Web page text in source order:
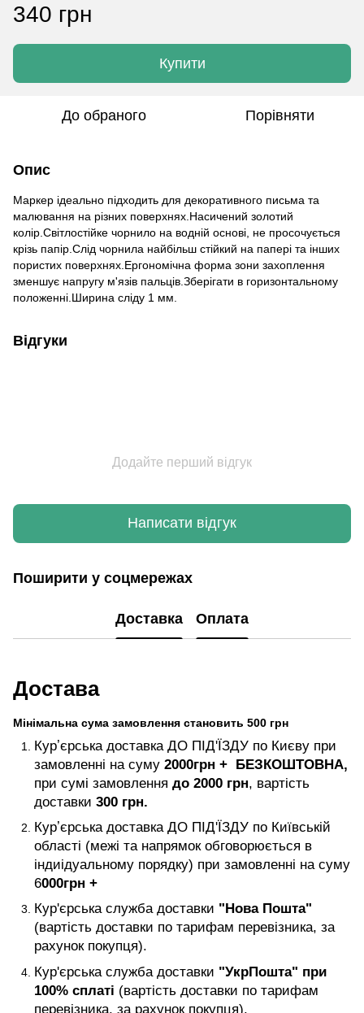
340 грн
Купити
До обраного Порівняти
Опис
Маркер ідеально підходить для декоративного письма та
малювання на різних поверхнях.Насичений золотий
колір.Світлостійке чорнило на водній основі, не просочується
крізь папір.Слід чорнила найбільш стійкий на папері та інших
пористих поверхнях.Ергономічна форма зони захоплення
зменшує напругу м'язів пальців.Зберігати в горизонтальному
положенні.Ширина сліду 1 мм.
Відгуки
Додайте перший відгук
Написати відгук
Поширити у соцмережах
Доставка Оплата
Достава
Мінімальна сума замовлення становить 500 грн
Курʼєрська доставка ДО ПІД'ЇЗДУ по Києву при
замовленні на суму 2000грн + БЕЗКОШТОВНА,
при сумі замовлення до 2000 грн, вартість
доставки 300 грн.
Курʼєрська доставка ДО ПІД'ЇЗДУ по Київській
області (межі та напрямок обговорюється в
індиідуальному порядку) при замовленні на суму
6000грн +
Кур'єрська служба доставки "Нова Пошта"
(вартість доставки по тарифам перевізника, за
рахунок покупця).
Кур'єрська служба доставки "УкрПошта" при
100% сплаті (вартість доставки по тарифам
перевізника, за рахунок покупця).